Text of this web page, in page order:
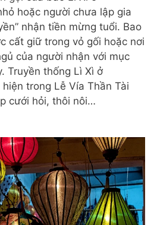
hoặc người chưa lập gia
nhận tiền mừng tuổi. Bao
cất giữ trong vỏ gối hoặc nơi
của người nhận với mục
Truyền thống Lì Xì ở
trong Lễ Vía Thần Tài
cưới hỏi, thôi nôi…